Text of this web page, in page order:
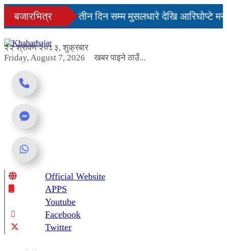
Skip
content
बजारभित्र
सहज हुन्छ’
तीन दिन सम्म मुसलधारे देखि आरिघोप्टे
२२ श्रावण २०८३, शुक्रबार
Friday, August 7, 2026
खबर पाइने ठाउँ...
Online News Portal
Official Website
APPS
Youtube
Facebook
Twitter